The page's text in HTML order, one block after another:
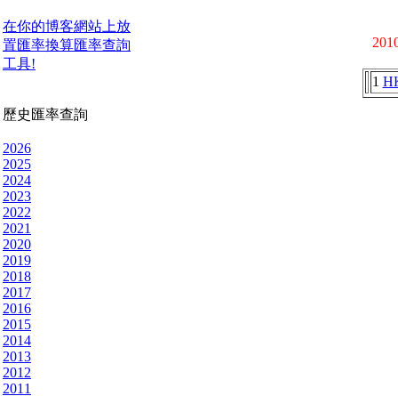
在你的博客網站上放
置匯率換算匯率查詢
工具!
歷史匯率查詢
2026
2025
2024
2023
2022
2021
2020
2019
2018
2017
2016
2015
2014
2013
2012
2011
1